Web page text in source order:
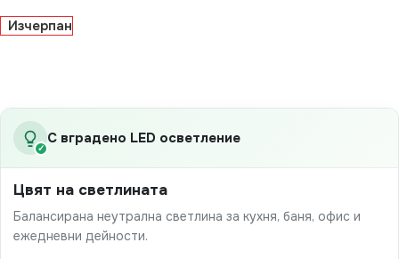
Изчерпан
✓
С вградено LED осветление
Цвят на светлината
Балансирана неутрална светлина за кухня, баня, офис и
ежедневни дейности.